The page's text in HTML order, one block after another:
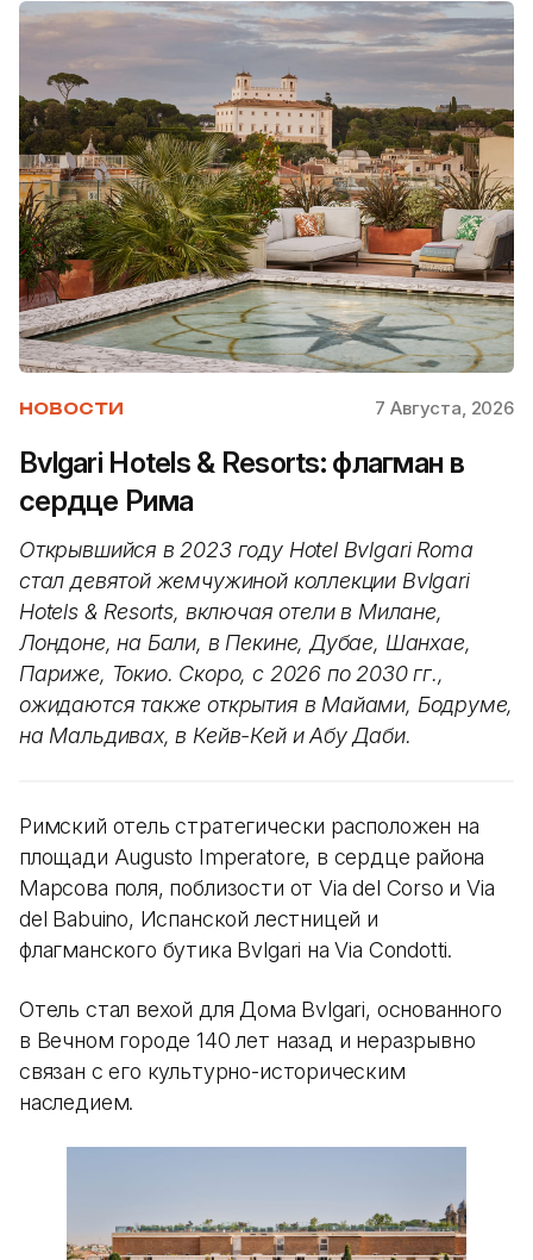
НОВОСТИ 7 Августа, 2026
Bvlgari Hotels & Resorts: флагман в
сердце Рима
Открывшийся в 2023 году Hotel Bvlgari Roma
стал девятой жемчужиной коллекции Bvlgari
Hotels & Resorts, включая отели в Милане,
Лондоне, на Бали, в Пекине, Дубае, Шанхае,
Париже, Токио. Скоро, с 2026 по 2030 гг.,
ожидаются также открытия в Майами, Бодруме,
на Мальдивах, в Кейв-Кей и Абу Даби.
Римский отель стратегически расположен на
площади Augusto Imperatore, в сердце района
Марсова поля, поблизости от Via del Corso и Via
del Babuino, Испанской лестницей и
флагманского бутика Bvlgari на Via Condotti.
Отель стал вехой для Дома Bvlgari, основанного
в Вечном городе 140 лет назад и неразрывно
связан с его культурно-историческим
наследием.